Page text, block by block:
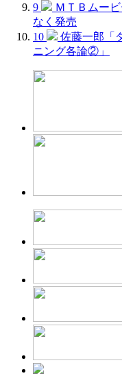
9
ＭＴＢムー
なく発売
10
佐藤一郎「
ニング各論②」